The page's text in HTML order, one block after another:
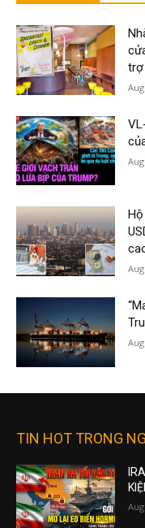
trợ
TIN HOT TRONG